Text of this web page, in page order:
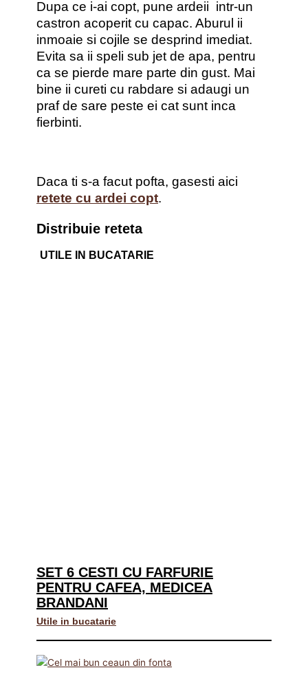
Dupa ce i-ai copt, pune ardeii intr-un
castron acoperit cu capac. Aburul ii
inmoaie si cojile se desprind imediat.
Evita sa ii speli sub jet de apa, pentru
ca se pierde mare parte din gust. Mai
bine ii cureti cu rabdare si adaugi un
praf de sare peste ei cat sunt inca
fierbinti.
Daca ti s-a facut pofta, gasesti aici
retete cu ardei copt.
Distribuie reteta
UTILE IN BUCATARIE
SET 6 CESTI CU FARFURIE
PENTRU CAFEA, MEDICEA
BRANDANI
Utile in bucatarie